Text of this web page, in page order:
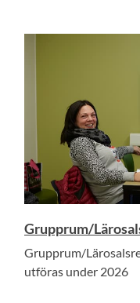
Grupprum/
Grupprum/
utföras under 2026